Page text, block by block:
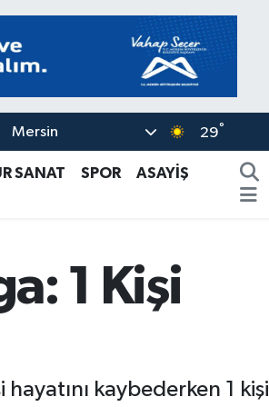
Mersin 29°
SANAT SPOR
ASAYİŞ
1 Kişi
kaybederken 1 kişi